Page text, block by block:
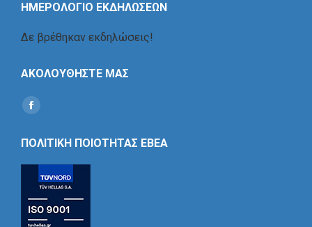
ΗΜΕΡΟΛΟΓΙΟ ΕΚΔΗΛΩΣΕΩΝ
Δε βρέθηκαν εκδηλώσεις!
ΑΚΟΛΟΥΘΗΣΤΕ ΜΑΣ
Find us on:
Social
ΠΟΛΙΤΙΚΗ ΠΟΙΟΤΗΤΑΣ ΕΒΕΑ